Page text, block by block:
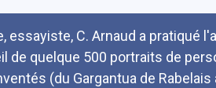
essayiste, C. Arnaud a pratiqué
de quelque 500 portraits de
(du Gargantua de